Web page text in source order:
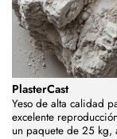
PlasterCast
Yeso de alta calidad
excelente
un paquete de 25 kg,